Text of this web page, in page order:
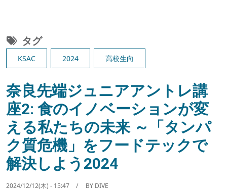
タグ
KSAC 2024 高校生向
奈良先端ジュニアアントレ講
座2: 食のイノベーションが変
える私たちの未来 ～「タンパ
ク質危機」をフードテックで
解決しよう2024
2024/12/12(木) - 15:47 BY DIVE